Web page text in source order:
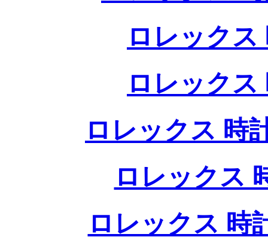
ロレックス
ロレックス
ロレックス 時
ロレックス
ロレックス 時